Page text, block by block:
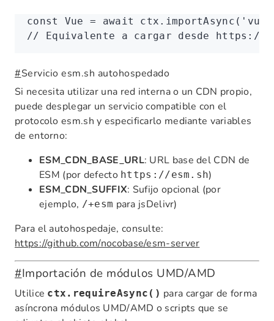
const Vue = await ctx .importAsync (
// Equivalente a cargar desde https://
#Servicio esm.sh autohospedado
Si necesita utilizar una red interna o un CDN propio,
puede desplegar un servicio compatible con el
protocolo esm.sh y especificarlo mediante variables
de entorno:
ESM_CDN_BASE_URL: URL base del CDN de
ESM (por defecto https://esm.sh)
ESM_CDN_SUFFIX: Sufijo opcional (por
ejemplo, /+esm para jsDelivr)
Para el autohospedaje, consulte:
https://github.com/nocobase/esm-server
#Importación de módulos UMD/AMD
Utilice ctx.requireAsync() para cargar de forma
asíncrona módulos UMD/AMD o scripts que se